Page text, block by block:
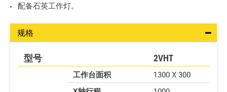
配备石英工作灯。
规格
型号 2VHT
工作台面积
1300 X 300